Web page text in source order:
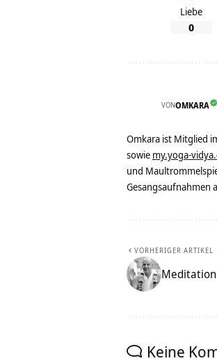
Liebe
0
VONOMKARA
Omkara ist Mitglied
sowie my.yoga-
und
Gesangsaufnahmen
VORHERIGER ARTIKEL
Keine